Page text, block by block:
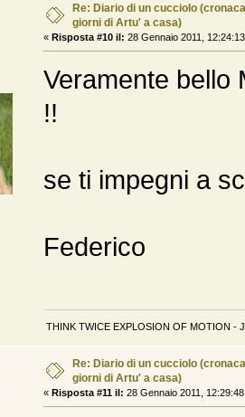
Re: Diario di un cucciolo
giorni di Artu' a casa)
« Risposta #10 il: 28 Gennaio 2011,
Veramente bello
!!
se ti impegni a
Federico
THINK TWICE EXPLOSION OF MOTION -
Re: Diario di un cucciolo
giorni di Artu' a casa)
« Risposta #11 il: 28 Gennaio 2011,